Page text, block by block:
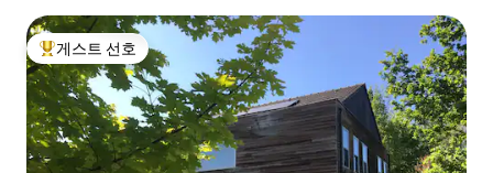
상위 게스트 선호
게스트 선호